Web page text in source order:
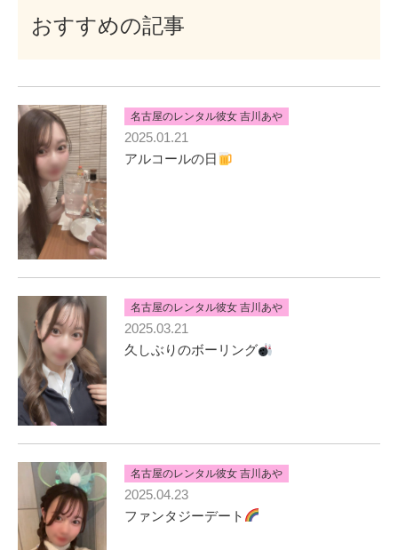
おすすめの記事
名古屋のレンタル彼女 吉川あや
2025.01.21
アルコールの日
名古屋のレンタル彼女 吉川あや
2025.03.21
久しぶりのボーリング
名古屋のレンタル彼女 吉川あや
2025.04.23
ファンタジーデート